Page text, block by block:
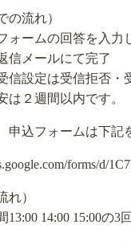
の流れ）
ォームの回答を入力
信メールにて完了
信設定は受信拒否・
は２週間以内です。
フォームは下記
forms/d/
れ）
14:00 15:00の3
②入場前